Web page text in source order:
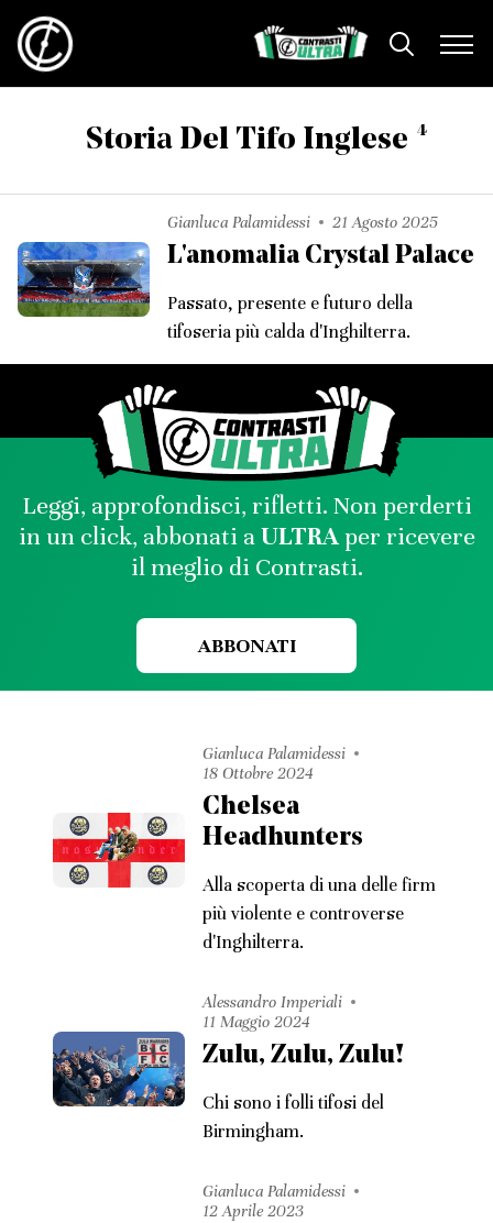
Storia Del Tifo Inglese 4
Gianluca Palamidessi 21 Agosto 2025
L'anomalia Crystal Palace
Passato, presente e futuro della
tifoseria più calda d'Inghilterra.
Leggi, approfondisci, rifletti. Non perderti
in un click, abbonati aULTRAper ricevere
il meglio di Contrasti.
ABBONATI
Gianluca Palamidessi
18 Ottobre 2024
Chelsea
Headhunters
Alla scoperta di una delle firm
più violente e controverse
d'Inghilterra.
Alessandro Imperiali
11 Maggio 2024
Zulu, Zulu, Zulu!
Chi sono i folli tifosi del
Birmingham.
Gianluca Palamidessi
12 Aprile 2023